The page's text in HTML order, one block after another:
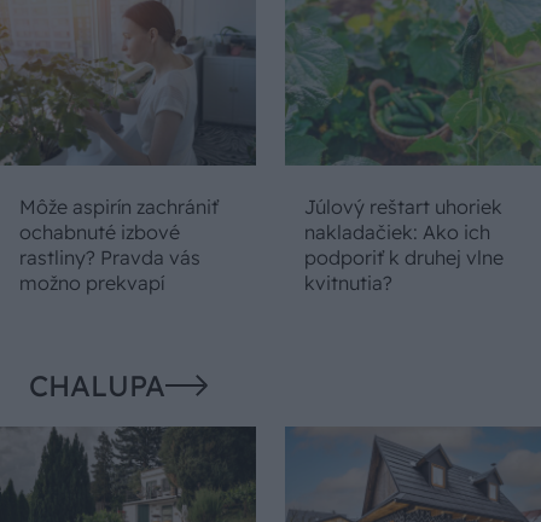
Môže aspirín zachrániť
ochabnuté izbové
rastliny? Pravda vás
možno prekvapí
Júlový reštart uhoriek
nakladačiek: Ako ich
podporiť k druhej vlne
kvitnutia?
CHALUPA